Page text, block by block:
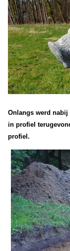
Onlangs werd nabij
in profiel
profiel.